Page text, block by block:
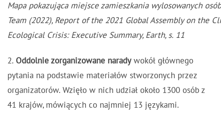
Mapa pokazująca miejsce zamieszkania wylosowanych
Team (2022), Report of the 2021 Global Assembly on the
Ecological Crisis: Executive Summary, Earth, s. 11
2. Oddolnie zorganizowane naradywokół głównego
pytania na podstawie materiałów stworzonych przez
organizatorów. Wzięło w nich udział około 1300 osób z
41 krajów, mówiących co najmniej 13 językami.